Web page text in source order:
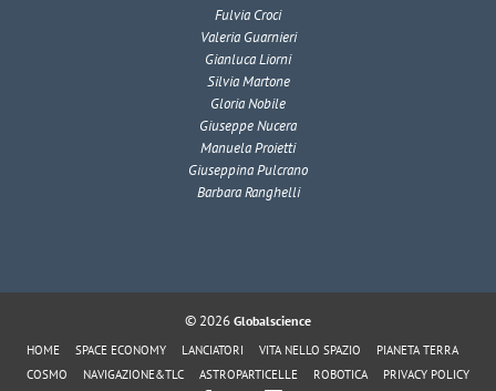
Fulvia Croci
Valeria Guarnieri
Gianluca Liorni
Silvia Martone
Gloria Nobile
Giuseppe Nucera
Manuela Proietti
Giuseppina Pulcrano
Barbara Ranghelli
© 2026 Globalscience
HOME SPACE ECONOMY LANCIATORI VITA NELLO SPAZIO
PIANETA TERRA
COSMO
NAVIGAZIONE&TLC ASTROPARTICELLE ROBOTICA PRIVACY POLICY